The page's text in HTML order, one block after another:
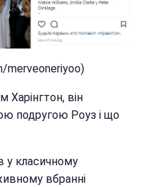
merveoneriyoo)
Харінгтон, він
подругою Роуз і що
у класичному
вбранні